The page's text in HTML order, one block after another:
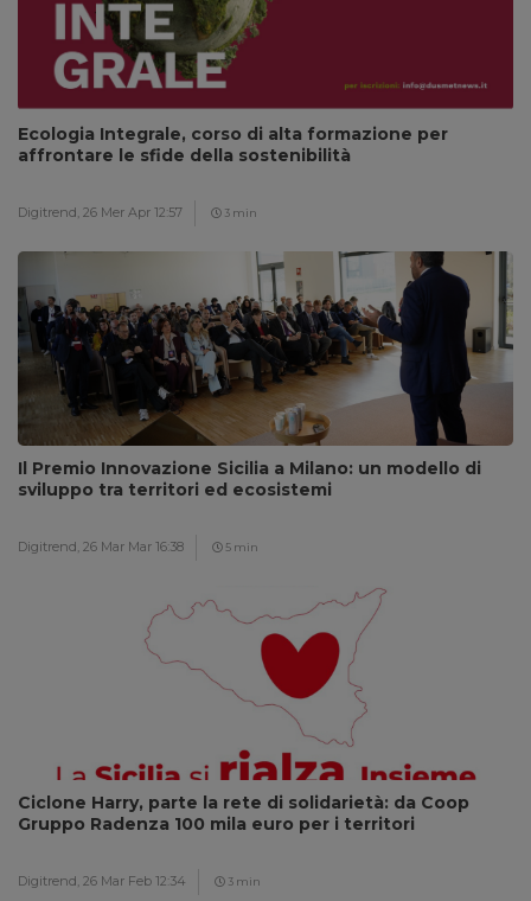
Ecologia Integrale, corso di alta formazione per
affrontare le sfide della sostenibilità
Digitrend, 26 Mer Apr 12:57 3 min
Il Premio Innovazione Sicilia a Milano: un modello di
sviluppo tra territori ed ecosistemi
Digitrend, 26 Mar Mar 16:38 5 min
Ciclone Harry, parte la rete di solidarietà: da Coop
Gruppo Radenza 100 mila euro per i territori
Digitrend, 26 Mar Feb 12:34 3 min